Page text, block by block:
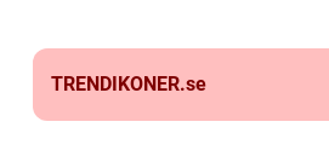
TRENDIKONER.se